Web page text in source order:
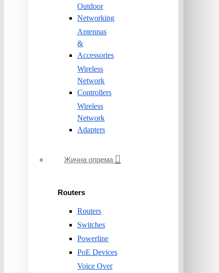
Outdoor
Networking
Antennas
&
Accessories
Wireless
Network
Controllers
Wireless
Network
Adapters
Жична опрема
Routers
Routers
Switches
Powerline
PoE Devices
Voice Over